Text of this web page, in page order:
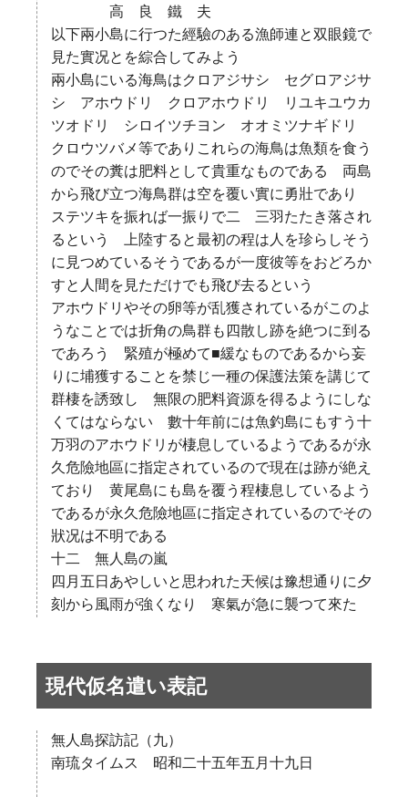
高 良 鐵 夫
以下兩小島に行つた經驗のある漁師連と双眼鏡で
見た實况とを綜合してみよう
兩小島にいる海鳥はクロアジサシ セグロアジサ
シ アホウドリ クロアホウドリ リユキユウカ
ツオドリ シロイツチヨン オオミツナギドリ
クロウツバメ等でありこれらの海鳥は魚類を食う
のでその糞は肥料として貴重なものである 両島
から飛び立つ海鳥群は空を覆い實に勇壯であり
ステツキを振れば一振りで二 三羽たたき落され
るという 上陸すると最初の程は人を珍らしそう
に見つめているそうであるが一度彼等をおどろか
すと人間を見ただけでも飛び去るという
アホウドリやその卵等が乱獲されているがこのよ
うなことでは折角の鳥群も四散し跡を絶つに到る
であろう 緊殖が極めて■緩なものであるから妄
りに埔獲することを禁じ一種の保護法策を講じて
群棲を誘致し 無限の肥料資源を得るようにしな
くてはならない 數十年前には魚釣島にもすう十
万羽のアホウドリが棲息しているようであるが永
久危險地區に指定されているので現在は跡が絶え
ており 黄尾島にも島を覆う程棲息しているよう
であるが永久危險地區に指定されているのでその
狀况は不明である
十二 無人島の嵐
四月五日あやしいと思われた天候は豫想通りに夕
刻から風雨が強くなり 寒氣が急に襲つて來た
現代仮名遣い表記
無人島探訪記（九）
南琉タイムス 昭和二十五年五月十九日